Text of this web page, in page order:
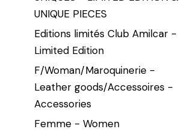
UNIQUE PIECES
Editions limités Club Amilcar -
Limited Edition
F/Woman/Maroquinerie -
Leather goods/Accessoires -
Accessories
Femme - Women